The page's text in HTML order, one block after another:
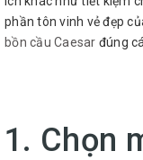
phần tôn vinh vẻ đẹp
bồn cầu Caesar đúng
1. Chọn